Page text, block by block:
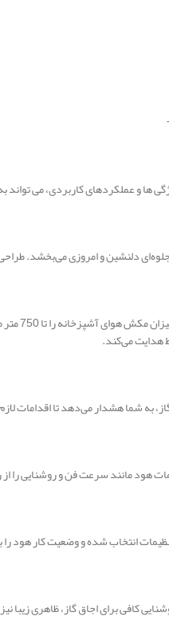
دلنشین و امروزی می‌بخشد.
هود
هدایت می‌کند.
هشدار می‌دهد تا اقدامات لازم
هود مانند سرعت فن و روشنایی را
انتخاب شده و وضعیت کار هود